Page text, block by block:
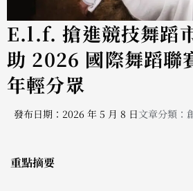
E.l.f. 搶進競技舞蹈
助 2026 國際舞蹈聯
年輕分眾
發布日期：2026 年 5 月 8 日文章分類：
重點摘要